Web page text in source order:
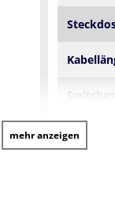
Switches:
mehr anzeigen